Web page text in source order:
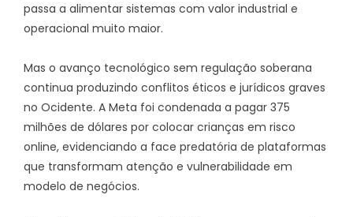
passa a alimentar sistemas com valor industrial e
operacional muito maior.
Mas o avanço tecnológico sem regulação soberana
continua produzindo conflitos éticos e jurídicos graves
no Ocidente. A Meta foi condenada a pagar 375
milhões de dólares por colocar crianças em risco
online, evidenciando a face predatória de plataformas
que transformam atenção e vulnerabilidade em
modelo de negócios.